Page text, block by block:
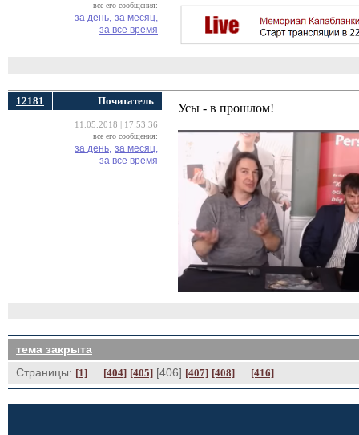
все его сообщения:
за день, за месяц,
за все время
12181 Почитатель
11.05.2018 | 17:53:36
все его сообщения:
за день, за месяц,
за все время
Усы - в прошлом!
тема закрыта
Страницы: [1] [404] [405] [406] [407] [408] [416]